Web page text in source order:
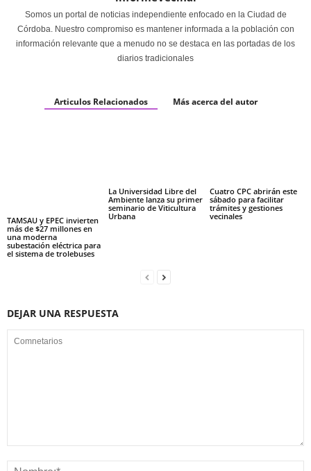
Somos un portal de noticias independiente enfocado en la Ciudad de
Córdoba. Nuestro compromiso es mantener informada a la población con
información relevante que a menudo no se destaca en las portadas de los
diarios tradicionales
Articulos Relacionados Más acerca del autor
TAMSAU y EPEC invierten
más de $27 millones en
una moderna
subestación eléctrica para
el sistema de trolebuses
La Universidad Libre del
Ambiente lanza su primer
seminario de Viticultura
Urbana
Cuatro CPC abrirán este
sábado para facilitar
trámites y gestiones
vecinales
DEJAR UNA RESPUESTA